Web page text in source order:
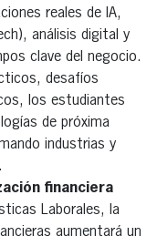
reales de IA,
análisis digital y
clave del negocio.
desafíos
los estudiantes
de próxima
industrias y
financiera
Laborales, la
aumentará un